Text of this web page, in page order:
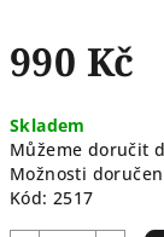
990 Kč
cena:
Skladem
Můžeme doručit
Možnosti
Kód: 2517